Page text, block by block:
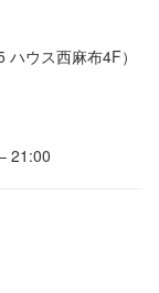
ウス西麻布4F）
21:00